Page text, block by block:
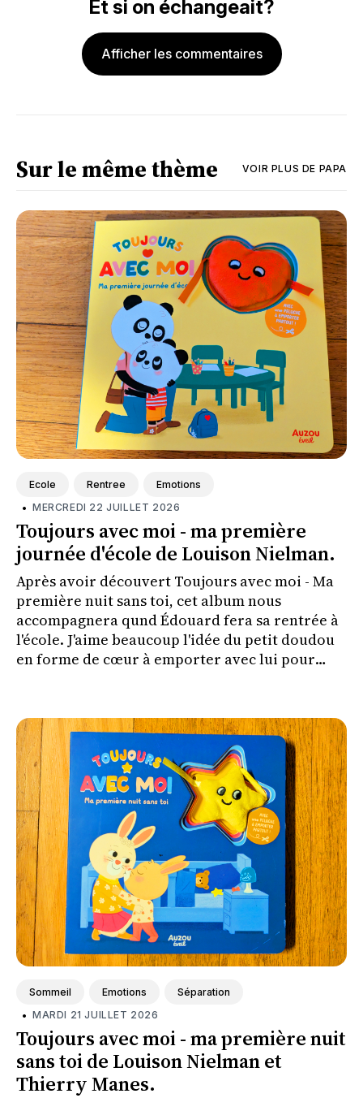
Et si on échangeait?
Afficher les commentaires
Sur le même thème VOIR PLUS DE PAPA
Ecole Rentree Emotions
• MERCREDI 22 JUILLET 2026
Toujours avec moi - ma première
journée d'école de Louison Nielman.
Après avoir découvert Toujours avec moi - Ma
première nuit sans toi, cet album nous
accompagnera qund Édouard fera sa rentrée à
l'école. J'aime beaucoup l'idée du petit doudou
en forme de cœur à emporter avec lui pour
Sommeil Emotions Séparation
• MARDI 21 JUILLET 2026
Toujours avec moi - ma première nuit
sans toi de Louison Nielman et
Thierry Manes.